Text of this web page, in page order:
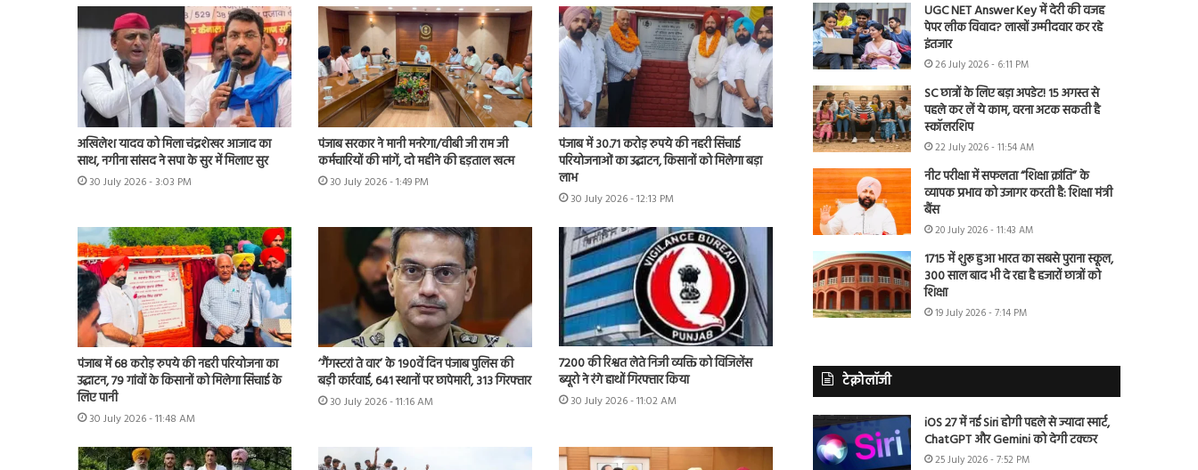
अखिलेश यादव को मिला चंद्रशेखर आजाद का
साथ, नगीना सांसद ने सपा के सुर में मिलाए सुर
30 July 2026 - 3:03 PM
पंजाब सरकार ने मानी मनरेगा/वीबी जी राम जी
कर्मचारियों की मांगें, दो महीने की हड़ताल खत्म
30 July 2026 - 1:49 PM
पंजाब में 30.71 करोड़ रुपये की नहरी सिंचाई
परियोजनाओं का उद्घाटन, किसानों को मिलेगा बड़ा
लाभ
30 July 2026 - 12:13 PM
पंजाब में 68 करोड़ रुपये की नहरी परियोजना का
उद्घाटन, 79 गांवों के किसानों को मिलेगा सिंचाई के
लिए पानी
30 July 2026 - 11:48 AM
‘गैंगस्टरां ते वार’ के 190वें दिन पंजाब पुलिस की
बड़ी कार्रवाई, 641 स्थानों पर छापेमारी, 313 गिरफ्तार
30 July 2026 - 11:16 AM
7200 की रिश्वत लेते निजी व्यक्ति को विजिलेंस
ब्यूरो ने रंगे हाथों गिरफ्तार किया
30 July 2026 - 11:02 AM
UGC NET Answer Key में देरी की वजह
पेपर लीक विवाद? लाखों उम्मीदवार कर रहे
इंतजार
26 July 2026 - 6:11 PM
SC छात्रों के लिए बड़ा अपडेट! 15 अगस्त से
पहले कर लें ये काम, वरना अटक सकती है
स्कॉलरशिप
22 July 2026 - 11:54 AM
नीट परीक्षा में सफलता “शिक्षा क्रांति” के
व्यापक प्रभाव को उजागर करती है: शिक्षा मंत्री
बैंस
20 July 2026 - 11:43 AM
1715 में शुरू हुआ भारत का सबसे पुराना स्कूल,
300 साल बाद भी दे रहा है हजारों छात्रों को
शिक्षा
19 July 2026 - 7:14 PM
टेक्नोलॉजी
iOS 27 में नई Siri होगी पहले से ज्यादा स्मार्ट,
ChatGPT और Gemini को देगी टक्कर
25 July 2026 - 7:52 PM